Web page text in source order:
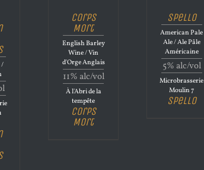
/
Corps
Mort
English Barley
Wine / Vin
d'Orge Anglais
11% alc/vol
À l'Abri de la
tempête
Corps
Mort
Spello
American Pale
Ale / Ale Pâle
Américaine
5% alc/vol
Microbrasserie
Moulin 7
Spello